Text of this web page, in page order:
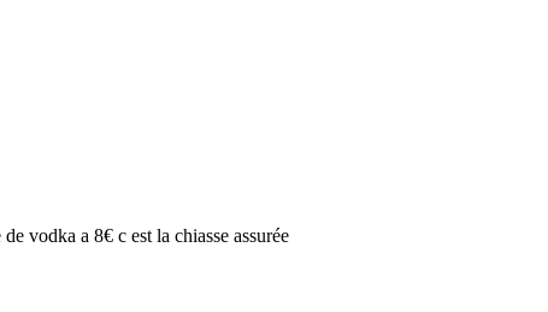
vodka a 8€ c est la chiasse assurée